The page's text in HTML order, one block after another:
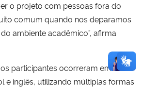
o projeto com pessoas fora do
comum quando nos deparamos
ambiente acadêmico”, afirma
participantes ocorreram em
e inglês, utilizando múltiplas formas